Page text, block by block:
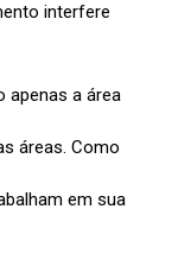
interfere
apenas a área
áreas. Como
em sua